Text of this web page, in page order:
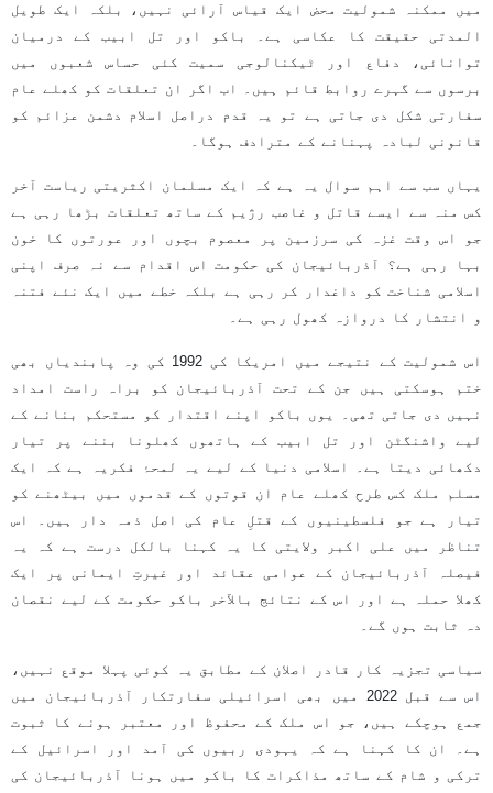
میں ممکنہ شمولیت محض ایک قیاس آرائی نہیں، بلکہ ایک طویل
المدتی حقیقت کا عکاسی ہے۔ باکو اور تل ابیب کے درمیان
توانائی، دفاع اور ٹیکنالوجی سمیت کئی حساس شعبوں میں
برسوں سے گہرے روابط قائم ہیں۔ اب اگر ان تعلقات کو کھلے عام
سفارتی شکل دی جاتی ہے تو یہ قدم دراصل اسلام دشمن عزائم کو
قانونی لبادہ پہنانے کے مترادف ہوگا۔
یہاں سب سے اہم سوال یہ ہے کہ ایک مسلمان اکثریتی ریاست آخر
کس منہ سے ایسے قاتل و غاصب رژیم کے ساتھ تعلقات بڑھا رہی ہے
جو اس وقت غزہ کی سرزمین پر معصوم بچوں اور عورتوں کا خون
بہا رہی ہے؟ آذربائیجان کی حکومت اس اقدام سے نہ صرف اپنی
اسلامی شناخت کو داغدار کر رہی ہے بلکہ خطے میں ایک نئے فتنہ
و انتشار کا دروازہ کھول رہی ہے۔
اس شمولیت کے نتیجے میں امریکا کی 1992 کی وہ پابندیاں بھی
ختم ہوسکتی ہیں جن کے تحت آذربائیجان کو براہ راست امداد
نہیں دی جاتی تھی۔ یوں باکو اپنے اقتدار کو مستحکم بنانے کے
لیے واشنگٹن اور تل ابیب کے ہاتھوں کھلونا بننے پر تیار
دکھائی دیتا ہے۔ اسلامی دنیا کے لیے یہ لمحۂ فکریہ ہے کہ ایک
مسلم ملک کس طرح کھلے عام ان قوتوں کے قدموں میں بیٹھنے کو
تیار ہے جو فلسطینیوں کے قتلِ عام کی اصل ذمہ دار ہیں۔ اس
تناظر میں علی اکبر ولایتی کا یہ کہنا بالکل درست ہے کہ یہ
فیصلہ آذربائیجان کے عوامی عقائد اور غیرتِ ایمانی پر ایک
کھلا حملہ ہے اور اس کے نتائج بالآخر باکو حکومت کے لیے نقصان
دہ ثابت ہوں گے۔
سیاسی تجزیہ کار قادر اصلان کے مطابق یہ کوئی پہلا موقع نہیں،
اس سے قبل 2022 میں بھی اسرائیلی سفارتکار آذربائیجان میں
جمع ہوچکے ہیں، جو اس ملک کے محفوظ اور معتبر ہونے کا ثبوت
ہے۔ ان کا کہنا ہے کہ یہودی ربیوں کی آمد اور اسرائیل کے
ترکی و شام کے ساتھ مذاکرات کا باکو میں ہونا آذربائیجان کی